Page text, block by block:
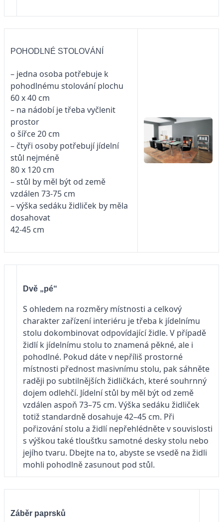
POHODLNÉ STOLOVÁNÍ
– jedna osoba potřebuje k
pohodlnému stolování plochu
60 x 40 cm
– na nádobí je třeba vyčlenit
prostor
o šířce 20 cm
– čtyři osoby potřebují jídelní
stůl nejméně
80 x 120 cm
– stůl by měl být od země
vzdálen 73-75 cm
– výška sedáku židliček by měla
dosahovat
42-45 cm
Dvě „pé“
S ohledem na rozměry místnosti a celkový
charakter zařízení interiéru je třeba k jídelnímu
stolu dokombinovat odpovídající židle. V případě
židlí k jídelnímu stolu to znamená pěkné, ale i
pohodlné. Pokud dáte v nepříliš prostorné
místnosti přednost masivnímu stolu, pak sáhněte
raději po subtilnějších židličkách, které souhrnný
dojem odlehčí. Jídelní stůl by měl být od země
vzdálen aspoň 73–75 cm. Výška sedáku židliček
totiž standardně dosahuje 42–45 cm. Při
pořizování stolu a židlí nepřehlédněte v souvislosti
s výškou také tloušťku samotné desky stolu nebo
jejího tvaru. Dbejte na to, abyste se vsedě na židli
mohli pohodlně zasunout pod stůl.
Záběr paprsků